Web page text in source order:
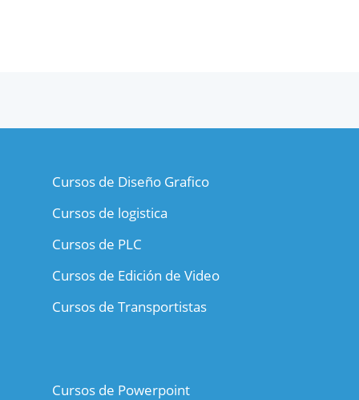
Cursos de Diseño Grafico
Cursos de logistica
Cursos de PLC
Cursos de Edición de Video
Cursos de Transportistas
Cursos de Powerpoint